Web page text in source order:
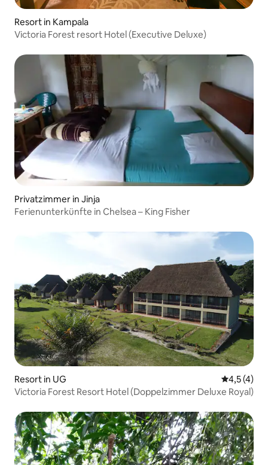
Resort in Kampala
Victoria Forest resort Hotel (Executive Deluxe)
Privatzimmer in Jinja
Ferienunterkünfte in Chelsea – King Fisher
Resort in UG
4,5 (4)
Victoria Forest Resort Hotel (Doppelzimmer Deluxe Royal)